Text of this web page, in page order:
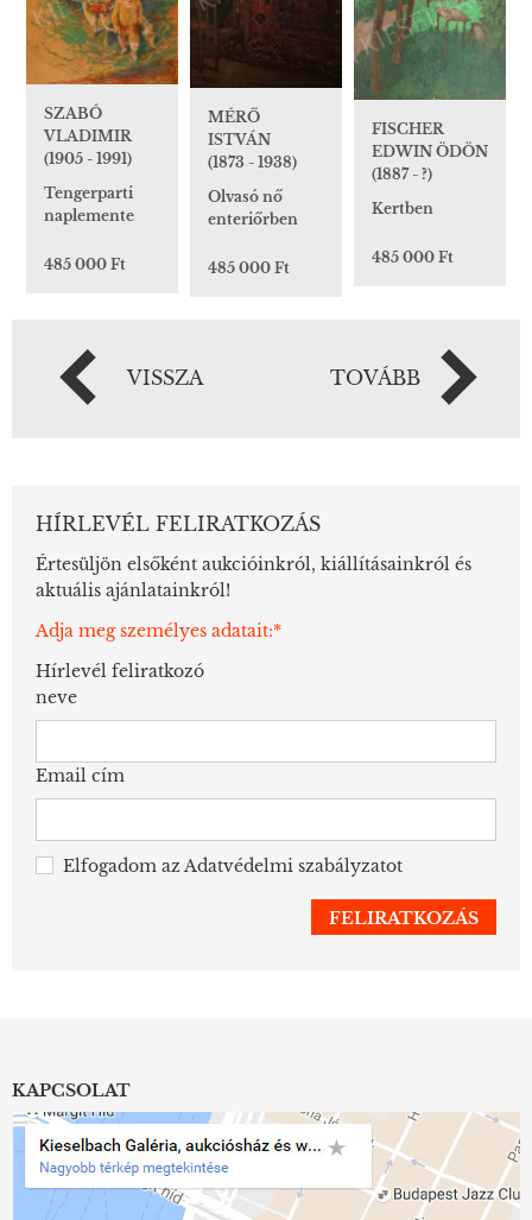
MÉRŐ
ISTVÁN
(1873 - 1938)
Olvasó nő
enteriőrben
485 000 Ft
SZABÓ
VLADIMIR
(1905 - 1991)
Tengerparti
naplemente
485 000 Ft
FISCHER
EDWIN ÖDÖN
(1887 - ?)
Kertben
485 000 Ft
VISSZA TOVÁBB
HÍRLEVÉL FELIRATKOZÁS
Értesüljön elsőként aukcióinkról, kiállításainkról és
aktuális ajánlatainkról!
Adja meg személyes adatait:*
Hírlevél feliratkozó
neve
Email cím
Elfogadom azAdatvédelmi szabályzatot
KAPCSOLAT